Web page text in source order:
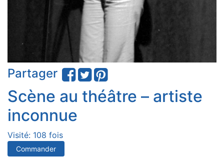
Partager
Scène au théâtre – artiste
inconnue
Visité: 108 fois
Commander